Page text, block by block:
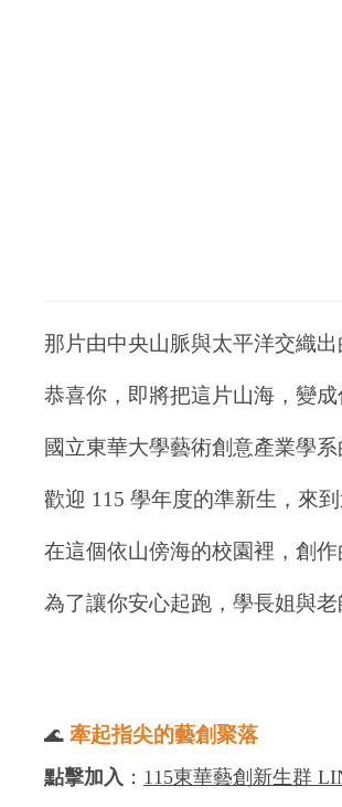
那片由中央山脈與太平洋交織
恭喜你，即將把這片山海，變成
國立東華大學藝術創意產業學系
歡迎 115 學年度的準新生，來
在這個依山傍海的校園裡，創
為了讓你安心起跑，學長姐與
🌊 牽起指尖的藝創聚落
點擊加入 ： 115東華藝創新生群